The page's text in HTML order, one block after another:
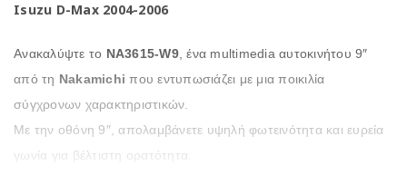
Isuzu D-Max 2004-2006
Ανακαλύψτε το NA3615-W9, ένα multimedia αυτοκινήτου 9″
από τη Nakamichi που εντυπωσιάζει με μια ποικιλία
σύγχρονων χαρακτηριστικών.
Με την οθόνη 9″, απολαμβάνετε υψηλή φωτεινότητα και ευρεία
γωνία για βέλτιστη ορατότητα.